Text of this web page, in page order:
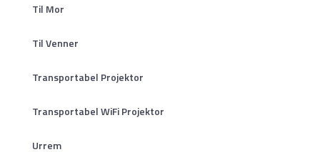
Til Mor
Til Venner
Transportabel Projektor
Transportabel WiFi Projektor
Urrem